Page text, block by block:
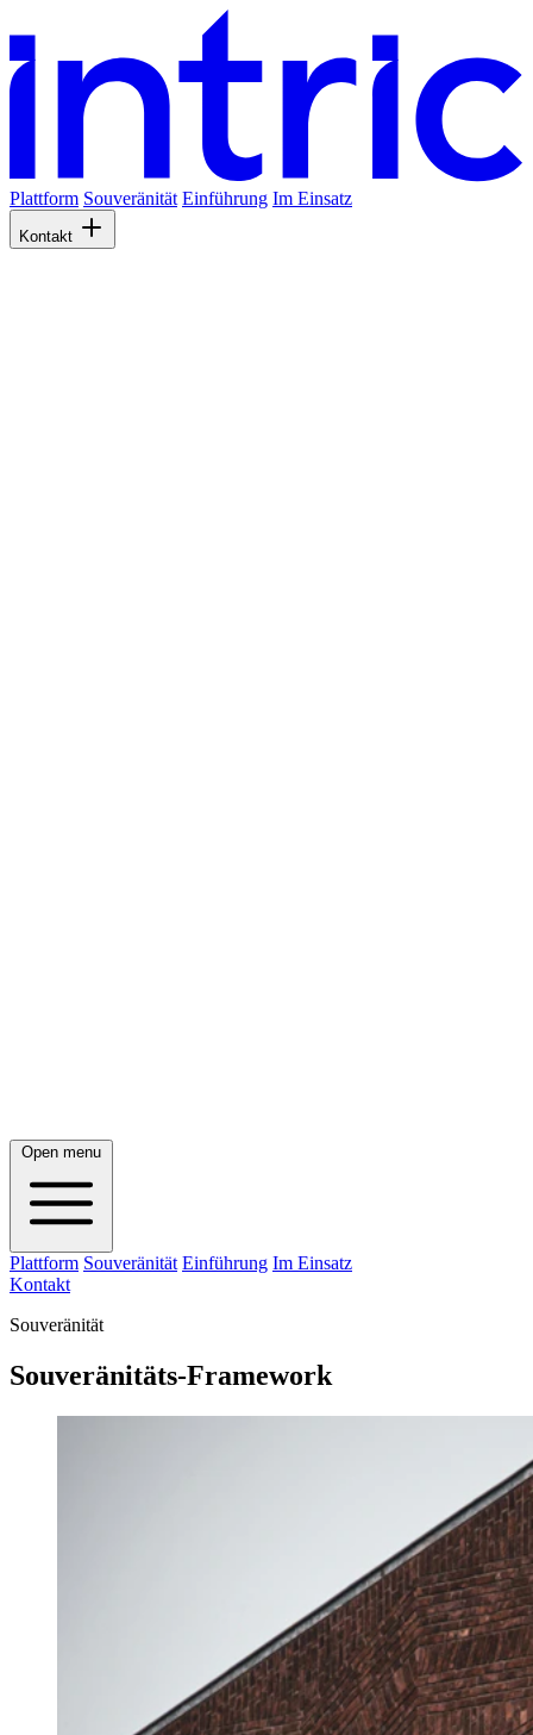
Plattform Souveränität Einführung Im Einsatz
Kontakt
Open menu
Plattform Souveränität Einführung Im Einsatz
Kontakt
Souveränität
Souveränitäts-Framework